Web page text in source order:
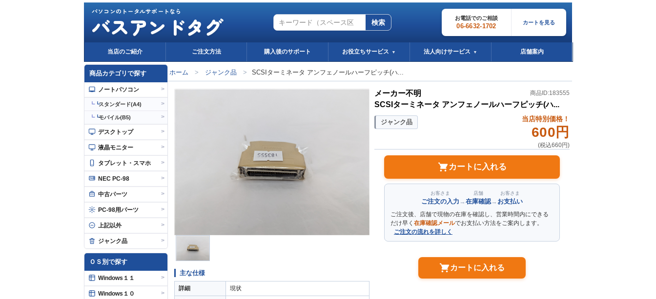
パソコンのトータルサポートなら
バスアンドタグ 検索
お電話でのご相談
06-6632-1702 カートを見る
当店のご紹介 ご注文方法 購入後のサポート お役立ちサービス ▼ 法人向けサービス ▼ 店舗案内
商品カテゴリで探す
ノートパソコン >
┗スタンダード(A4) >
┗モバイル(B5) >
デスクトップ >
液晶モニター >
タブレット・スマホ >
NEC PC-98 >
中古パーツ >
PC-98用パーツ >
上記以外 >
ジャンク品 >
ＯＳ別で探す
Windows１１ >
Windows１０ >
ホーム > ジャンク品 > SCSIターミネータ アンフェノールハーフピッチ(ハ...
主な仕様
詳細 現状
メーカー不明 商品ID:183555
SCSIターミネータ アンフェノールハーフピッチ(ハ...
ジャンク品 当店特別価格！
600円
(税込660円)
カートに入れる
お客さま
ご注文の入力 →
店舗
在庫確認→
お客さま
お支払い
ご注文後、店舗で現物の在庫を確認し、営業時間内にできる
だけ早く 在庫確認メールでお支払い方法をご案内します。
ご注文の流れを詳しく
カートに入れる